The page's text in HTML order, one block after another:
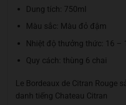
Dung tích: 750ml
Màu sắc: Màu đỏ đậm
Nhiệt độ thưởng thức: 16 –
Quy cách: thùng 6 chai
Le Bordeaux de Citran Rouge
danh tiếng Chateau Citran